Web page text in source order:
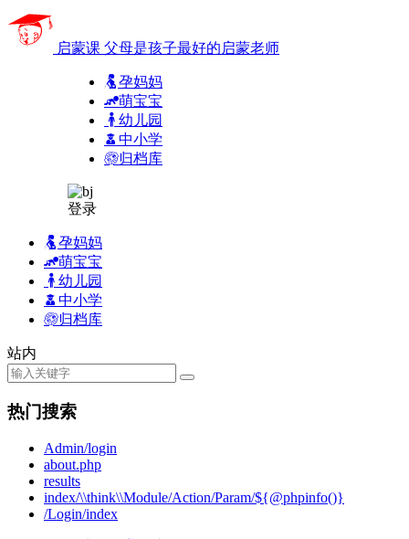
启蒙课 父母是孩子最好的启蒙老师
孕妈妈
萌宝宝
幼儿园
中小学
归档库
登录
孕妈妈
萌宝宝
幼儿园
中小学
归档库
站内
热门搜索
Admin/login
about.php
results
index/\\think\\Module/Action/Param/${@phpinfo()}
/Login/index